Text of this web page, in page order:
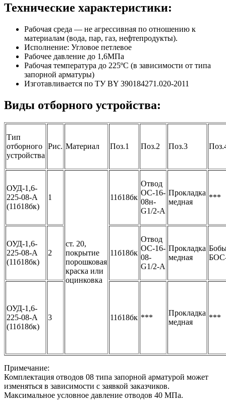
Технические характеристики:
Рабочая среда — не агрессивная по отношению к
материалам (вода, пар, газ, нефтепродукты).
Исполнение: Угловое петлевое
Рабочее давление до 1,6МПа
Рабочая температура до 225ºС (в зависимости от типа
запорной арматуры)
Изготавливается по ТУ BY 390184271.020-2011
Виды отборного устройства:
Тип
отборного
устройства
Рис. Материал Поз.1 Поз.2 Поз.3
ОУД-1,6-
225-08-А
(11б18бк)
1
ст. 20,
покрытие
порошковая
краска или
оцинковка
11б18бк
Отвод
ОС-16-
08н-
G1/2-А
Прокладка
медная
***
ОУД-1,6-
225-08-А
(11б18бк)
2 11б18бк
Отвод
ОС-16-
08-
G1/2-А
Прокладка
медная
ОУД-1,6-
225-08-А
(11б18бк)
3 11б18бк ***
Прокладка
медная
***
Примечание:
Комплектация отводов 08 типа запорной арматурой может
изменяться в зависимости с заявкой заказчиков.
Максимальное условное давление отводов 40 МПа.